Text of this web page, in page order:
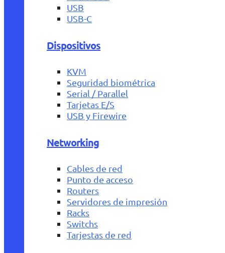
USB
USB-C
Dispositivos
KVM
Seguridad biométrica
Serial / Parallel
Tarjetas E/S
USB y Firewire
Networking
Cables de red
Punto de acceso
Routers
Servidores de impresión
Racks
Switchs
Tarjestas de red